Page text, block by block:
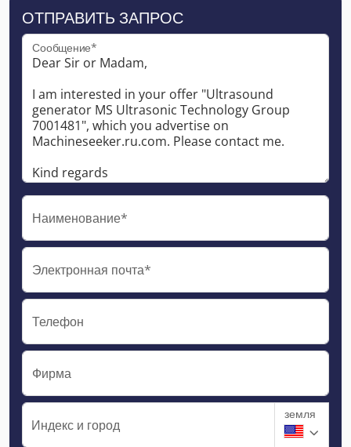
ОТПРАВИТЬ ЗАПРОС
Сообщение*
Наименование*
Электронная почта*
Телефон
Фирма
Индекс и город
земля